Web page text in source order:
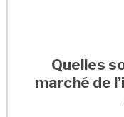
Quelles
marché de